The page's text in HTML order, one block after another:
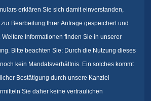
erklären Sie sich damit einverstanden,
Bearbeitung Ihrer Anfrage gespeichert und
Informationen finden Sie in unserer
dieses
kein Mandatsverhältnis. Ein solches kommt
Bestätigung durch unsere Kanzlei
Sie daher keine vertraulichen